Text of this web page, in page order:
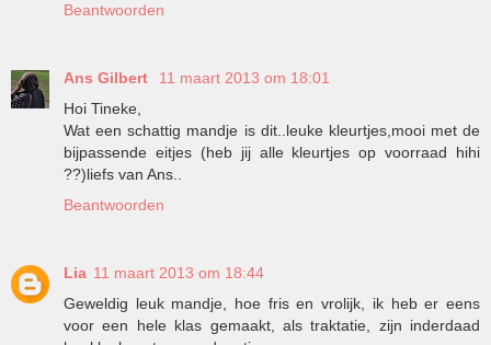
Beantwoorden
Ans Gilbert
11 maart 2013 om 18:01
Hoi Tineke,
Wat een schattig mandje is dit..leuke kleurtjes,mooi met de
bijpassende eitjes (heb jij alle kleurtjes op voorraad hihi
??)liefs van Ans..
Beantwoorden
Lia 11 maart 2013 om 18:44
Geweldig leuk mandje, hoe fris en vrolijk, ik heb er eens
voor een hele klas gemaakt, als traktatie, zijn inderdaad